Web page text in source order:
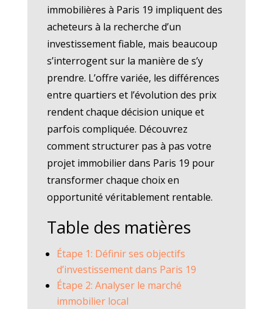
immobilières à Paris 19 impliquent des
acheteurs à la recherche d’un
investissement fiable, mais beaucoup
s’interrogent sur la manière de s’y
prendre. L’offre variée, les différences
entre quartiers et l’évolution des prix
rendent chaque décision unique et
parfois compliquée. Découvrez
comment structurer pas à pas votre
projet immobilier dans Paris 19 pour
transformer chaque choix en
opportunité véritablement rentable.
Table des matières
Étape 1: Définir ses objectifs
d’investissement dans Paris 19
Étape 2: Analyser le marché
immobilier local